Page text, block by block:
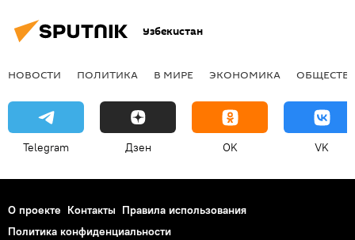
Узбекистан
НОВОСТИ ПОЛИТИКА В МИРЕ ЭКОНОМИКА
Telegram Дзен OK VK
О проекте Контакты Правила использования
Политика конфиденциальности